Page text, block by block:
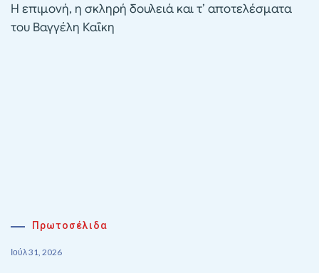
Η επιμονή, η σκληρή δουλειά και τ’ αποτελέσματα
του Βαγγέλη Καΐκη
Πρωτοσέλιδα
Ιούλ 31, 2026